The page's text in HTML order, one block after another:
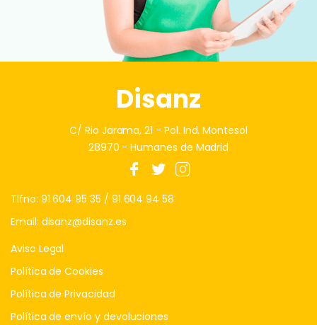
Disanz
C/ Rio Jarama, 21 - Pol. Ind. Montesol
28970 - Humanes de Madrid
Tlfno: 91 604 95 35 / 91 604 94 58
Email: disanz@disanz.es
Aviso Legal
Política de Cookies
Política de Privacidad
Política de envío y devoluciones